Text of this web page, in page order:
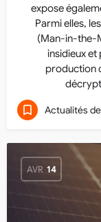
expose
Parmi elles,
(Man-in-the-
insidieux
production
Actualités
AVR 14